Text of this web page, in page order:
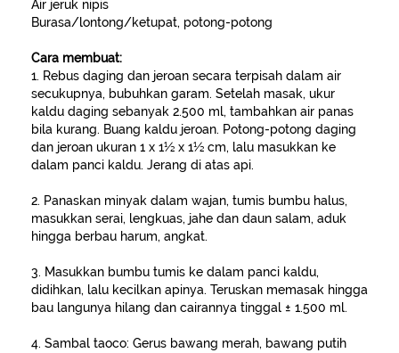
Air jeruk nipis
Burasa/lontong/ketupat, potong-potong
Cara membuat:
1. Rebus daging dan jeroan secara terpisah dalam air
secukupnya, bubuhkan garam. Setelah masak, ukur
kaldu daging sebanyak 2.500 ml, tambahkan air panas
bila kurang. Buang kaldu jeroan. Potong-potong daging
dan jeroan ukuran 1 x 1½ x 1½ cm, lalu masukkan ke
dalam panci kaldu. Jerang di atas api.
2. Panaskan minyak dalam wajan, tumis bumbu halus,
masukkan serai, lengkuas, jahe dan daun salam, aduk
hingga berbau harum, angkat.
3. Masukkan bumbu tumis ke dalam panci kaldu,
didihkan, lalu kecilkan apinya. Teruskan memasak hingga
bau langunya hilang dan cairannya tinggal ± 1.500 ml.
4. Sambal taoco: Gerus bawang merah, bawang putih